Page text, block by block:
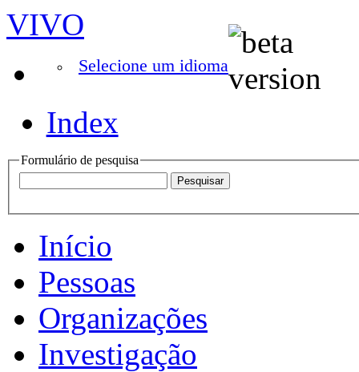
VIVO
Selecione um idioma
Index
Formulário de pesquisa
Início
Pessoas
Organizações
Investigação